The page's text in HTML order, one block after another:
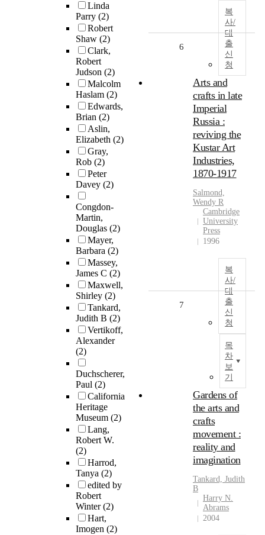
Linda
Parry (2)
Robert
Shaw (2)
Clark,
Robert
Judson (2)
Malcolm
Haslam (2)
Edwards,
Brian (2)
Aslin,
Elizabeth (2)
Gray,
Rob (2)
Peter
Davey (2)
Congdon-
Martin,
Douglas (2)
Mayer,
Barbara (2)
Massey,
James C (2)
Maxwell,
Shirley (2)
Tankard,
Judith B (2)
Vertikoff,
Alexander
(2)
Duchscherer,
Paul (2)
California
Heritage
Museum (2)
Lang,
Robert W.
(2)
Harrod,
Tanya (2)
edited by
Robert
Winter(2)
Hart,
Imogen (2)
복
사/
대
출
신
청
6
Arts and
crafts in late
Imperial
Russia :
reviving the
Kustar Art
Industries,
1870-1917
Salmond,
Wendy R
Cambridge
University
Press
1996
복
사/
대
출
신
청
목
차
보
기
7
Gardens of
the arts and
crafts
movement :
reality and
imagination
Tankard, Judith
B
Harry N.
Abrams
2004